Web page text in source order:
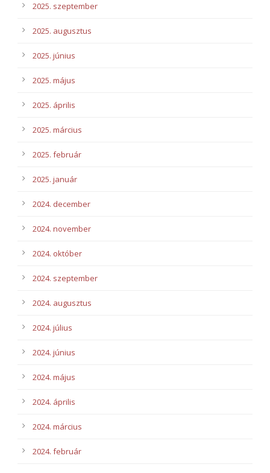
2025. szeptember
2025. augusztus
2025. június
2025. május
2025. április
2025. március
2025. február
2025. január
2024. december
2024. november
2024. október
2024. szeptember
2024. augusztus
2024. július
2024. június
2024. május
2024. április
2024. március
2024. február